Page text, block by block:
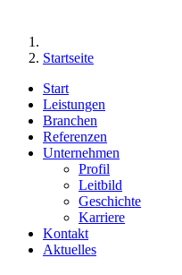
Startseite
Start
Leistungen
Branchen
Referenzen
Unternehmen
Profil
Leitbild
Geschichte
Karriere
Kontakt
Aktuelles